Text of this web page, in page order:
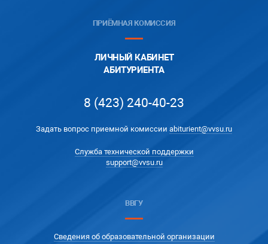
ПРИЁМНАЯ КОМИССИЯ
ЛИЧНЫЙ КАБИНЕТ
АБИТУРИЕНТА
8 (423) 240-40-23
Задать вопрос приемной комиссии abiturient@vvsu.ru
Служба технической поддержки
support@vvsu.ru
ВВГУ
Сведения об образовательной организации